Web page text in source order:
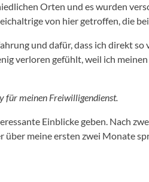
Orten und es wurden
von hier getroffen, die
und dafür, dass ich direkt
verloren gefühlt, weil ich
für meinen Freiwilligendienst.
Einblicke geben. Nach
meine ersten zwei Monate